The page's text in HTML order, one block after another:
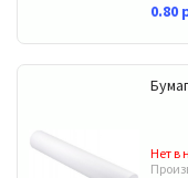
0.80
Нет в